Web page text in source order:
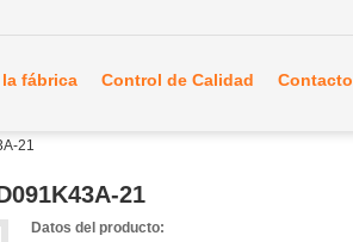
fábrica Control de Calidad Contacto
21
21
Datos del producto: